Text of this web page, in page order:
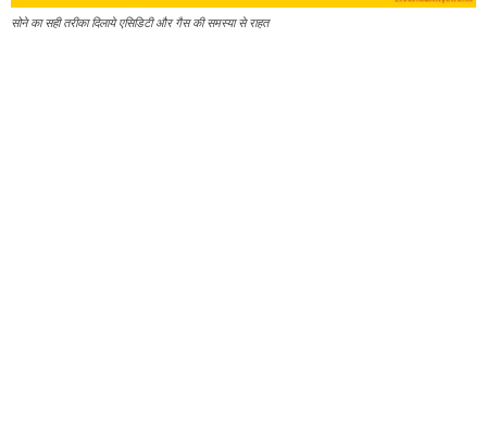
सोने का सही तरीका दिलाये एसिडिटी और गैस की समस्या से राहत